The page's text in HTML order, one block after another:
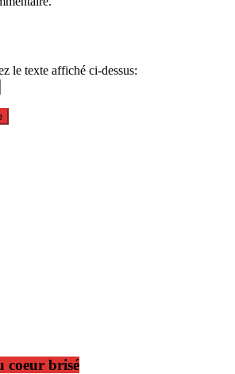
le texte affiché ci-dessus:
coeur brisé